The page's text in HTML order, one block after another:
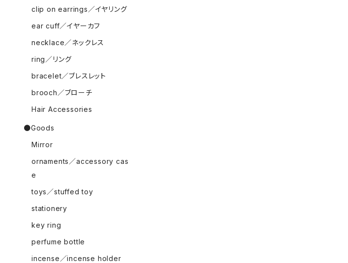
clip on earrings／イヤリング
ear cuff／イヤーカフ
necklace／ネックレス
ring／リング
bracelet／ブレスレット
brooch／ブローチ
Hair Accessories
●Goods
Mirror
ornaments／accessory cas
e
toys／stuffed toy
stationery
key ring
perfume bottle
incense／incense holder